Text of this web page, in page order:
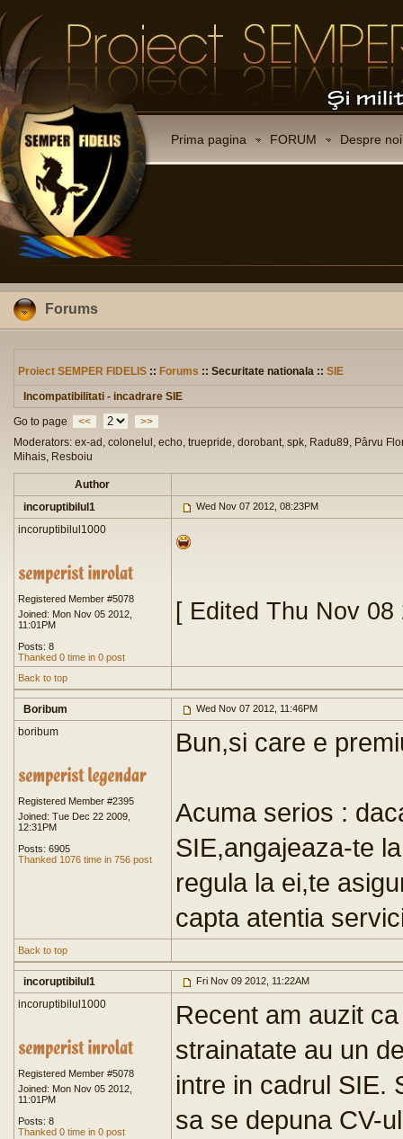
Prima pagina FORUM Despre noi
Forums
Proiect SEMPER FIDELIS :: Forums :: Securitate nationala :: SIE
Incompatibilitati - incadrare SIE
Go to page
<<
>>
Moderators: ex-ad, colonelul, echo, truepride, dorobant, spk, Radu89, Pârvu
Mihais, Resboiu
Author
incoruptibilul1
Wed Nov 07 2012, 08:23PM
incoruptibilul1000
Registered Member #5078
Joined: Mon Nov 05 2012,
11:01PM
Posts: 8
Thanked 0 time in 0 post
[ Edited Thu Nov
Back to top
Boribum Wed Nov 07 2012, 11:46PM
boribum
Registered Member #2395
Joined: Tue Dec 22 2009,
12:31PM
Posts: 6905
Thanked 1076 time in 756 post
Bun,si care e
Acuma serios :
SIE,angajeaza-te
regula la ei,te
capta atentia
Back to top
incoruptibilul1 Fri Nov 09 2012, 11:22AM
incoruptibilul1000
Registered Member #5078
Joined: Mon Nov 05 2012,
11:01PM
Posts: 8
Thanked 0 time in 0 post
Recent am auzit
strainatate au un
intre in cadrul SIE.
sa se depuna CV-